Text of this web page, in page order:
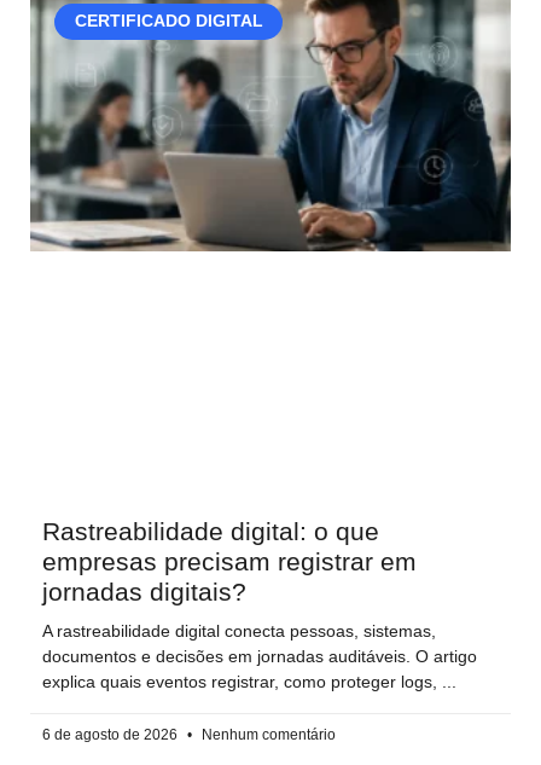
CERTIFICADO DIGITAL
Rastreabilidade digital: o que
empresas precisam registrar em
jornadas digitais?
A rastreabilidade digital conecta pessoas, sistemas,
documentos e decisões em jornadas auditáveis. O artigo
explica quais eventos registrar, como proteger logs,
6 de agosto de 2026 Nenhum comentário